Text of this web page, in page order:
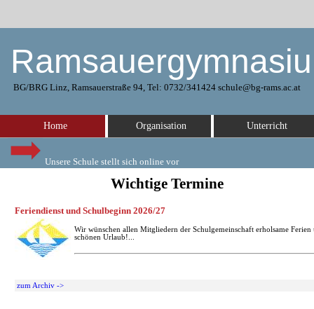
BG/BRG Linz, Ramsauerstraße 94, Tel: 0732/341424 schule@bg-rams.ac.at
Unsere Schule stellt sich online vor
Home Organisation Unterricht
Wichtige Termine
Feriendienst und Schulbeginn 2026/27
Wir wünschen allen Mitgliedern der Schulgemeinschaft erholsame Ferien
schönen Urlaub!...
zum Archiv ->